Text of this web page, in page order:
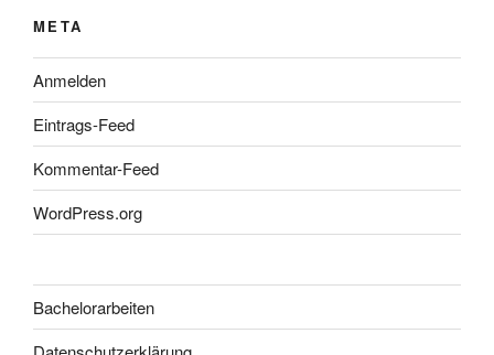
META
Anmelden
Eintrags-Feed
Kommentar-Feed
WordPress.org
Bachelorarbeiten